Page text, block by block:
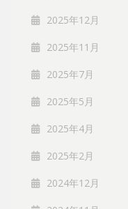
2025年12月
2025年11月
2025年7月
2025年5月
2025年4月
2025年2月
2024年12月